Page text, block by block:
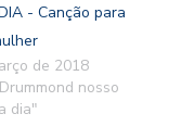
- Canção para
de 2018
nosso
dia"